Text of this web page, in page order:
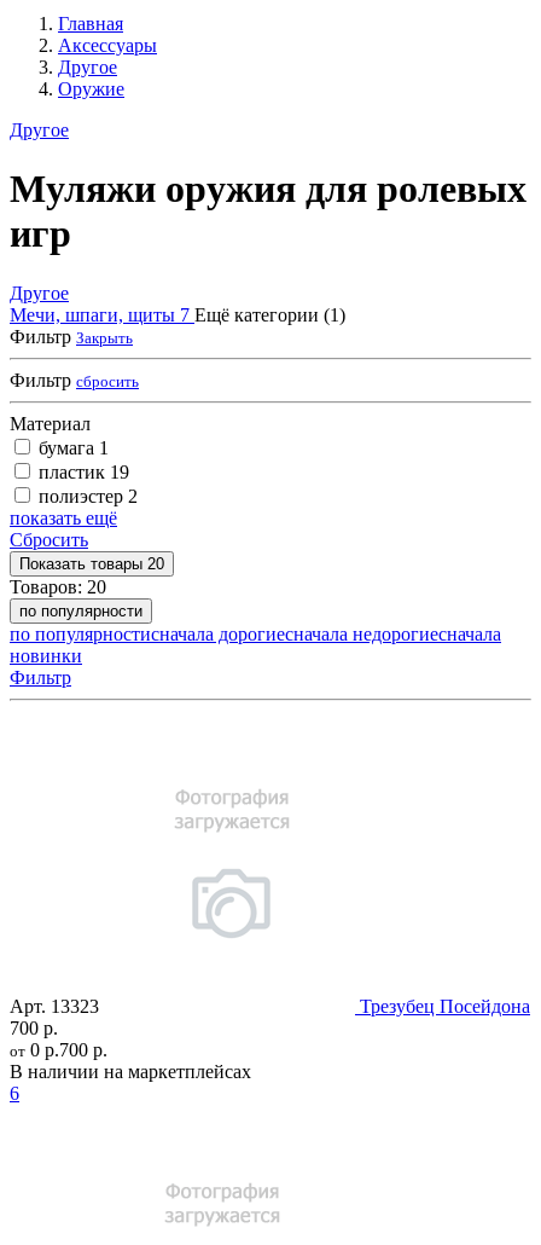
Главная
Аксессуары
Другое
Оружие
Другое
Муляжи оружия для ролевых
игр
Другое
Мечи, шпаги, щиты 7 Ещё категории (1)
Фильтр Закрыть
Фильтр сбросить
Материал
бумага 1
пластик 19
полиэстер 2
показать ещё
Сбросить
Показать товары 20
Товаров: 20
по популярности
по популярностисначала дорогиесначала недорогиесначала
новинки
Фильтр
Арт. 13323
Трезубец Посейдона
700 р.
от 0 р.700 р.
В наличии на маркетплейсах
6